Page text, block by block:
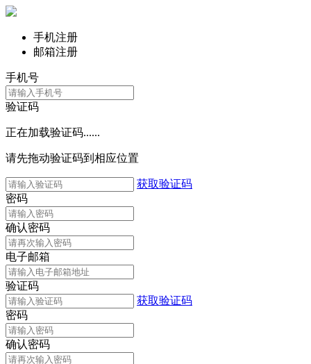
手机注册
邮箱注册
手机号
验证码
正在加载验证码......
请先拖动验证码到相应位置
获取验证码
密码
确认密码
电子邮箱
验证码
获取验证码
密码
确认密码